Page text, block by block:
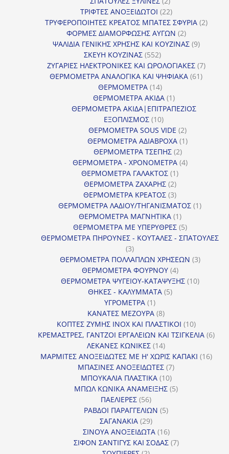
προϊόντα
ΤΡΙΦΤΕΣ ΑΝΟΞΕΙΔΩΤΟΙ 2222
προϊόντα
ΤΡΥΦΕΡΟΠΟΙΗΤΕΣ ΚΡΕΑΤΟΣ ΜΠΑΤΕΣ ΣΦΥΡΙΑ 22
ΦΟΡΜΕΣ ΔΙΑΜΟΡΦΩΣΗΣ ΑΥΓΩΝ 22
προϊόντα
ΨΑΛΙΔΙΑ ΓΕΝΙΚΗΣ ΧΡΗΣΗΣ ΚΑΙ ΚΟΥΖΙΝΑΣ 99
ΣΚΕΥΗ ΚΟΥΖΙΝΑΣ 552552
προϊόντα
ΖΥΓΑΡΙΕΣ ΗΛΕΚΤΡΟΝΙΚΕΣ ΚΑΙ ΩΡΟΛΟΓΙΑΚΕΣ 77
ΘΕΡΜΟΜΕΤΡΑ ΑΝΑΛΟΓΙΚΑ ΚΑΙ ΨΗΦΙΑΚΑ 6161
ΘΕΡΜΟΜΕΤΡΑ 1414
προϊόντα
ΘΕΡΜΟΜΕΤΡΑ ΑΚΙΔΑ 11
προϊόν
ΘΕΡΜΟΜΕΤΡΑ ΑΚΙΔΑ|ΕΠΙΤΡΑΠΕΖΙΟΣ
ΕΞΟΠΛΙΣΜΟΣ 1010
προϊόντα
ΘΕΡΜΟΜΕΤΡΑ SOUS VIDE 22
προϊόντα
ΘΕΡΜΟΜΕΤΡΑ ΑΔΙΑΒΡΟΧΑ 11
ΘΕΡΜΟΜΕΤΡΑ ΤΣΕΠΗΣ 22
προϊόντα
ΘΕΡΜΟΜΕΤΡΑ - ΧΡΟΝΟΜΕΤΡΑ 44
ΘΕΡΜΟΜΕΤΡΑ ΓΑΛΑΚΤΟΣ 11
προϊόν
ΘΕΡΜΟΜΕΤΡΑ ΖΑΧΑΡΗΣ 22
προϊόντα
ΘΕΡΜΟΜΕΤΡΑ ΚΡΕΑΤΟΣ 33
προϊόντα
ΘΕΡΜΟΜΕΤΡΑ ΛΑΔΙΟΥ/ΤΗΓΑΝΙΣΜΑΤΟΣ 11
ΘΕΡΜΟΜΕΤΡΑ ΜΑΓΝΗΤΙΚΑ 11
προϊόν
ΘΕΡΜΟΜΕΤΡΑ ΜΕ ΥΠΕΡΥΘΡΕΣ 55
προϊόντα
ΘΕΡΜΟΜΕΤΡΑ ΠΗΡΟΥΝΕΣ - ΚΟΥΤΑΛΕΣ - ΣΠΑΤΟΥΛΕΣ
33
προϊόντα
ΘΕΡΜΟΜΕΤΡΑ ΠΟΛΛΑΠΛΩΝ ΧΡΗΣΕΩΝ 33
ΘΕΡΜΟΜΕΤΡΑ ΦΟΥΡΝΟΥ 44
προϊόντα
ΘΕΡΜΟΜΕΤΡΑ ΨΥΓΕΙΟΥ-ΚΑΤΑΨΥΞΗΣ 1010
ΘΗΚΕΣ - ΚΑΛΥΜΜΑΤΑ 55
ΥΓΡΟΜΕΤΡΑ 11
προϊόν
ΚΑΝΑΤΕΣ ΜΕΖΟΥΡΑ 88
προϊόντα
ΚΟΠΤΕΣ ΖΥΜΗΣ INOX ΚΑΙ ΠΛΑΣΤΙΚΟΙ 1010
προϊόντα
ΚΡΕΜΑΣΤΡΕΣ, ΓΑΝΤΖΟΙ ΕΡΓΑΛΕΙΩΝ ΚΑΙ ΤΣΙΓΚΕΛΙΑ 66
ΛΕΚΑΝΕΣ ΚΩΝΙΚΕΣ 1414
προϊόντα
ΜΑΡΜΙΤΕΣ ΑΝΟΞΕΙΔΩΤΕΣ ΜΕ Η' ΧΩΡΙΣ ΚΑΠΑΚΙ 1616
ΜΠΑΣΙΝΕΣ ΑΝΟΞΕΙΔΩΤΕΣ 77
ΜΠΟΥΚΑΛΙΑ ΠΛΑΣΤΙΚΑ 1010
προϊόντα
ΜΠΩΛ ΚΩΝΙΚΑ ΑΝΑΜΕΙΞΗΣ 55
ΠΑΕΛΙΕΡΕΣ 5656
προϊόντα
ΡΑΒΔΟΙ ΠΑΡΑΓΓΕΛΙΩΝ 55
ΣΑΓΑΝΑΚΙΑ 2929
προϊόντα
ΣΙΝΟΥΑ ΑΝΟΞΕΙΔΩΤΑ 1616
προϊόντα
ΣΙΦΟΝ ΣΑΝΤΙΓΥΣ ΚΑΙ ΣΟΔΑΣ 77